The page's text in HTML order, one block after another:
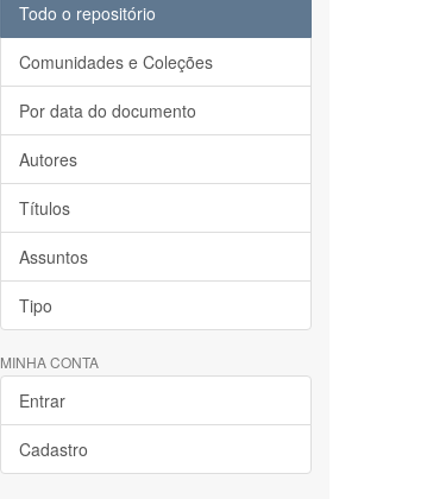
Todo o repositório
Comunidades e Coleções
Por data do documento
Autores
Títulos
Assuntos
Tipo
MINHA CONTA
Entrar
Cadastro